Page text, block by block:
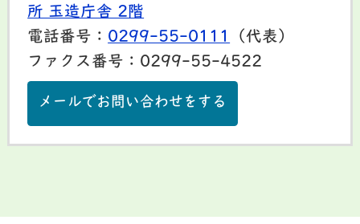
所 玉造庁舎 2階
電話番号： 0299-55-0111
（代表）
ファクス番号：0299-55-4522
メールでお問い合わせをする